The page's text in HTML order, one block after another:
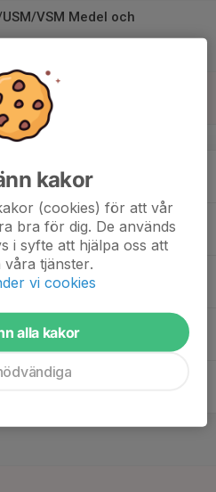
VSM Medel och
VSM Lång
v.34
Barn 6-8 år
kakor
(cookies) för att vår
bra för dig. De används
i syfte att hjälpa oss att
tjänster.
vi cookies
alla kakor